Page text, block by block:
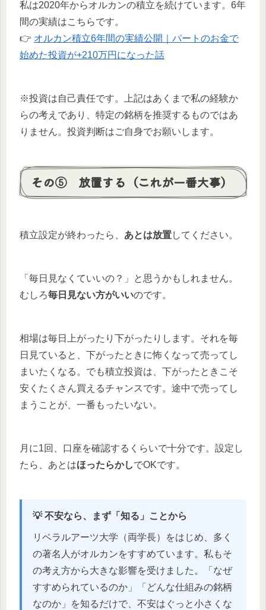
私は2020年からオルカンの積立を続けています。6年
間の実績はこちらです。
👉 オルカン積立6年間の実績公開｜パートのお金で
始めた投資が+210万円になった話
※投資は自己責任です。上記はあくまで私の経験か
らの考えであり、特定の銘柄を推奨するものではあ
りません。投資判断はご自身でお願いします。
その⑤ 放置する（これが一番大事）
積立設定が終わったら、 あとは放置してください。
「毎日見なくていいの？」と思うかもしれません。
むしろ毎日見ない方がいいのです。
相場は毎日上がったり下がったりします。それを毎
日見ていると、下がったときに怖くなって売ってし
まいたくなる。でも積立投資は、下がったときこそ
安くたくさん買えるチャンスです。途中で売ってし
まうことが、一番もったいない。
月に1回、口座を確認するくらいで十分です。設定し
たら、あとはほったらかしでOKです。
💡 不安なら、まず「知る」ことから
リベラルアーツ大学（両学長）をはじめ、多く
の著名人がオルカンをすすめています。私もそ
の考え方から大きな影響を受けました。「なぜ
すすめられているのか」「どんな仕組みの銘柄
なのか」を知るだけで、不安はぐっと小さくな